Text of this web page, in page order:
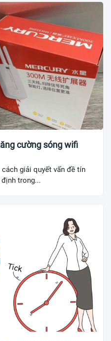
cường sóng wifi
giải quyết vấn đề tín
trong...